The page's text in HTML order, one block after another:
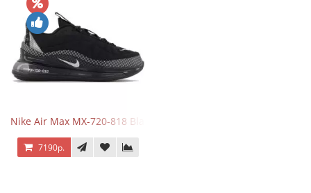
Nike Air Max MX-720-818 Black
7190р.